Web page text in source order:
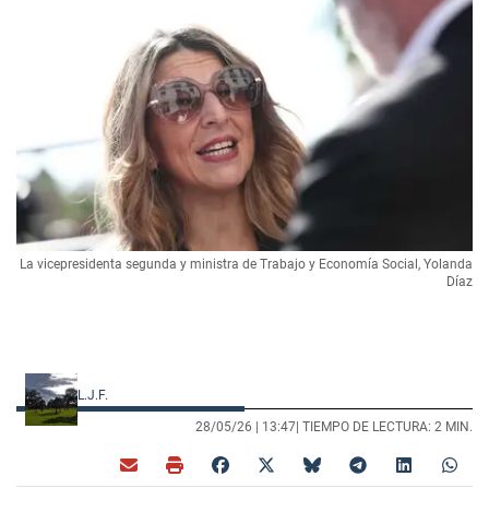
La vicepresidenta segunda y ministra de Trabajo y Economía Social, Yolanda
Díaz
L.J.F.
28/05/26 | 13:47| TIEMPO DE LECTURA: 2 MIN.